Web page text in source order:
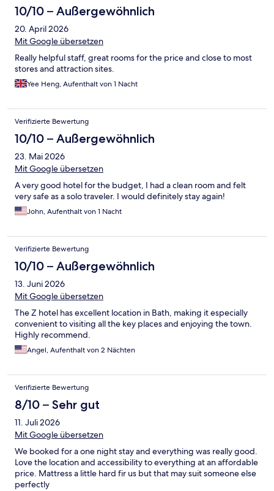
10/10 – Außergewöhnlich
20. April 2026
Mit Google übersetzen
Really helpful staff, great rooms for the price and close to most
stores and attraction sites.
Yee Heng, Aufenthalt von 1 Nacht
Verifizierte Bewertung
10/10 – Außergewöhnlich
23. Mai 2026
Mit Google übersetzen
A very good hotel for the budget, I had a clean room and felt
very safe as a solo traveler. I would definitely stay again!
John, Aufenthalt von 1 Nacht
Verifizierte Bewertung
10/10 – Außergewöhnlich
13. Juni 2026
Mit Google übersetzen
The Z hotel has excellent location in Bath, making it especially
convenient to visiting all the key places and enjoying the town.
Highly recommend.
Angel, Aufenthalt von 2 Nächten
Verifizierte Bewertung
8/10 – Sehr gut
11. Juli 2026
Mit Google übersetzen
We booked for a one night stay and everything was really good.
Love the location and accessibility to everything at an affordable
price. Mattress a little hard fir us but that may suit someone else
perfectly